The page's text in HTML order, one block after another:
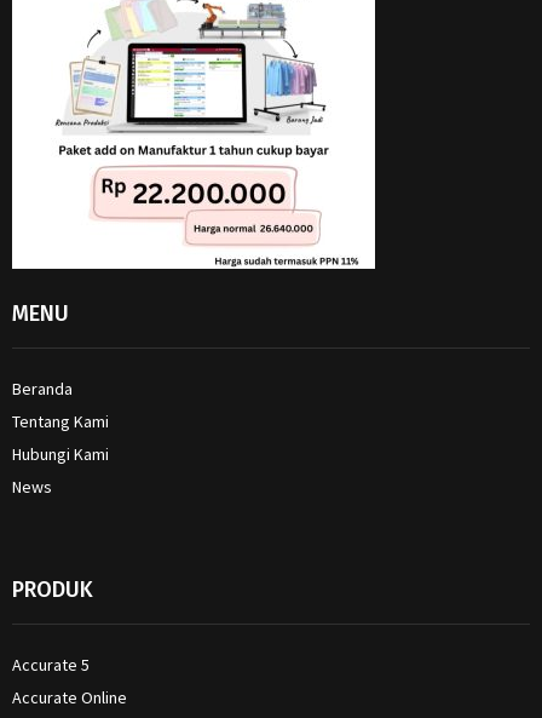
MENU
Beranda
Tentang Kami
Hubungi Kami
News
PRODUK
Accurate 5
Accurate Online